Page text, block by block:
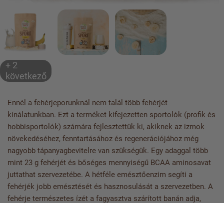
+ 2
következő
Ennél a fehérjeporunknál nem talál több fehérjét
kínálatunkban. Ezt a terméket kifejezetten sportolók (profik és
hobbisportolók) számára fejlesztettük ki, akiknek az izmok
növekedéséhez, fenntartásához és regenerációjához még
nagyobb tápanyagbevitelre van szükségük. Egy adaggal több
mint 23 g fehérjét és bőséges mennyiségű BCAA aminosavat
juttathat szervezetébe. A hétféle emésztőenzim segíti a
fehérjék jobb emésztését és hasznosulását a szervezetben. A
fehérje természetes ízét a fagyasztva szárított banán adja,